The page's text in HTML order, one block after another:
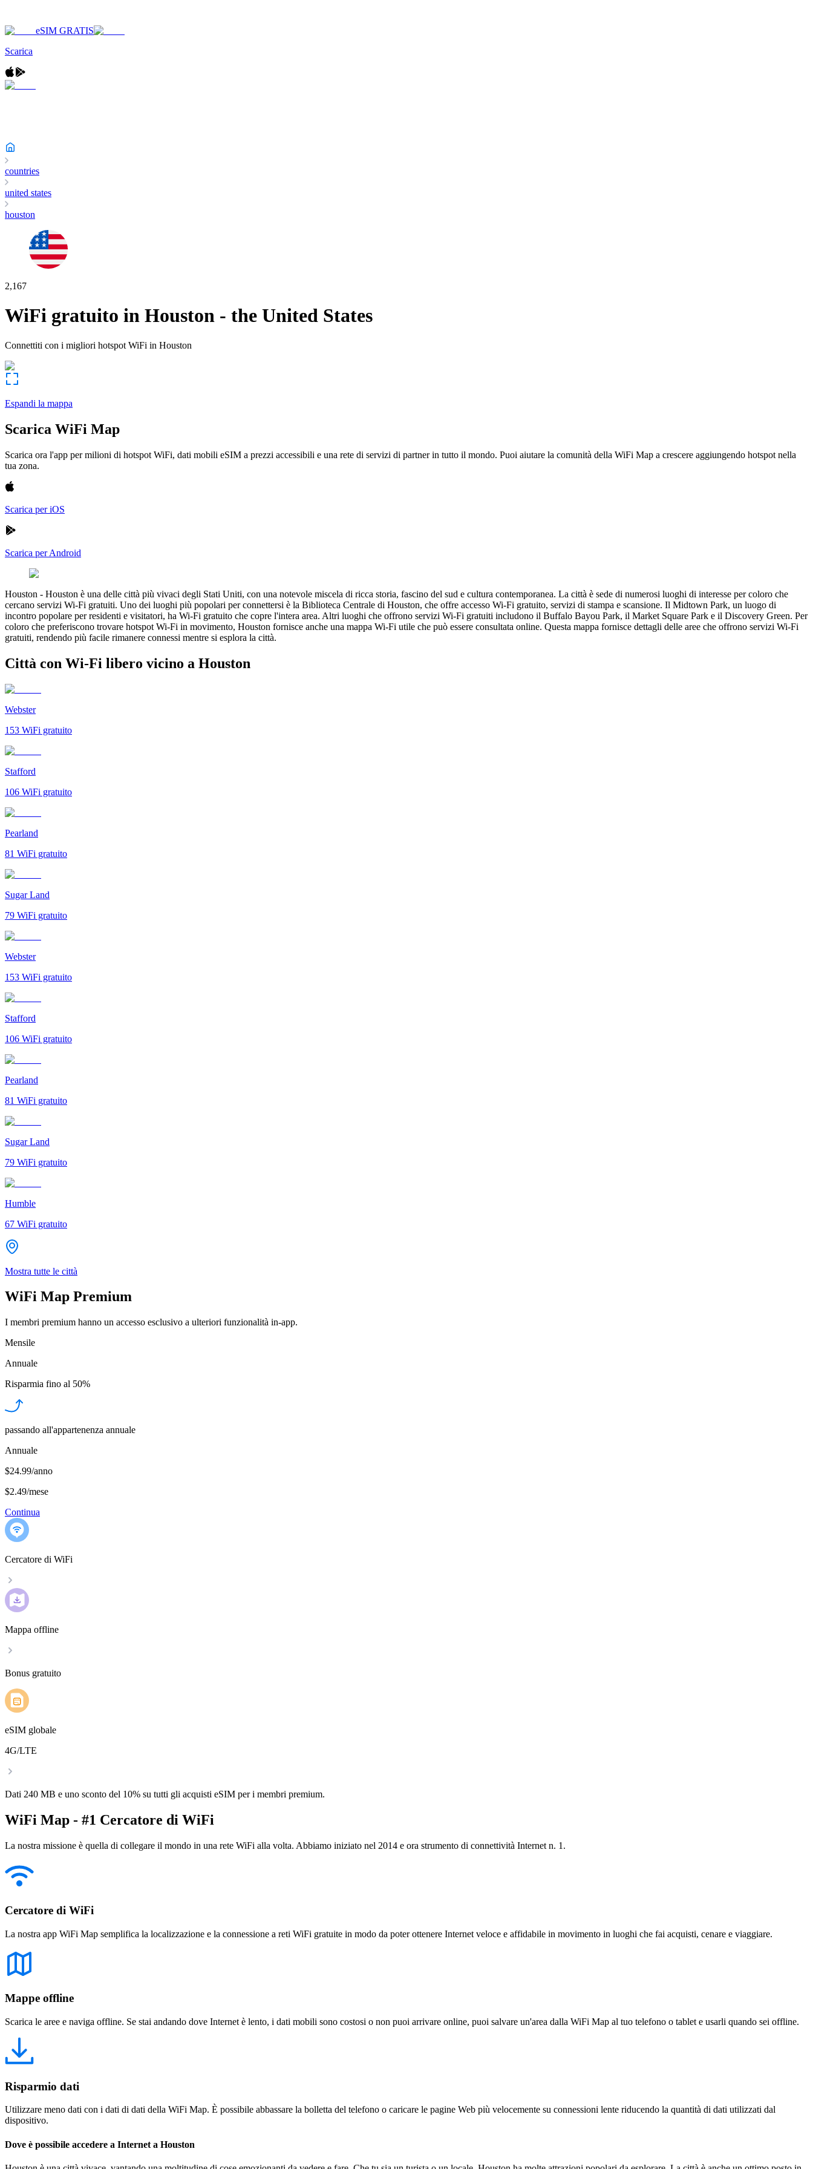
eSIM GRATIS
Scarica
countries
united states
houston
2,167
WiFi gratuito in Houston - the United States
Connettiti con i migliori hotspot WiFi in Houston
Espandi la mappa
Scarica WiFi Map
Scarica ora l'app per milioni di hotspot WiFi, dati mobili eSIM a prezzi accessibili e una rete di servizi di partner in tutto il mondo. Puoi aiutare la comunità della WiFi Map a crescere aggiungendo hotspot nella
tua zona.
Scarica per iOS
Scarica per Android
Houston - Houston è una delle città più vivaci degli Stati Uniti, con una notevole miscela di ricca storia, fascino del sud e cultura contemporanea. La città è sede di numerosi luoghi di interesse per coloro che
cercano servizi Wi-Fi gratuiti. Uno dei luoghi più popolari per connettersi è la Biblioteca Centrale di Houston, che offre accesso Wi-Fi gratuito, servizi di stampa e scansione. Il Midtown Park, un luogo di
incontro popolare per residenti e visitatori, ha Wi-Fi gratuito che copre l'intera area. Altri luoghi che offrono servizi Wi-Fi gratuiti includono il Buffalo Bayou Park, il Market Square Park e il Discovery Green. Per
coloro che preferiscono trovare hotspot Wi-Fi in movimento, Houston fornisce anche una mappa Wi-Fi utile che può essere consultata online. Questa mappa fornisce dettagli delle aree che offrono servizi Wi-Fi
gratuiti, rendendo più facile rimanere connessi mentre si esplora la città.
Città con Wi-Fi libero vicino a Houston
Webster
153 WiFi gratuito
Stafford
106 WiFi gratuito
Pearland
81 WiFi gratuito
Sugar Land
79 WiFi gratuito
Webster
153 WiFi gratuito
Stafford
106 WiFi gratuito
Pearland
81 WiFi gratuito
Sugar Land
79 WiFi gratuito
Humble
67 WiFi gratuito
Mostra tutte le città
WiFi Map Premium
I membri premium hanno un accesso esclusivo a ulteriori funzionalità in-app.
Mensile
Annuale
Risparmia fino al 50%
passando all'appartenenza annuale
Annuale
$24.99/anno
$2.49/mese
Continua
Cercatore di WiFi
Mappa offline
Bonus gratuito
eSIM globale
4G/LTE
Dati 240 MB e uno sconto del 10% su tutti gli acquisti eSIM per i membri premium.
WiFi Map - #1 Cercatore di WiFi
La nostra missione è quella di collegare il mondo in una rete WiFi alla volta. Abbiamo iniziato nel 2014 e ora strumento di connettività Internet n. 1.
Cercatore di WiFi
La nostra app WiFi Map semplifica la localizzazione e la connessione a reti WiFi gratuite in modo da poter ottenere Internet veloce e affidabile in movimento in luoghi che fai acquisti, cenare e viaggiare.
Mappe offline
Scarica le aree e naviga offline. Se stai andando dove Internet è lento, i dati mobili sono costosi o non puoi arrivare online, puoi salvare un'area dalla WiFi Map al tuo telefono o tablet e usarli quando sei offline.
Risparmio dati
Utilizzare meno dati con i dati di dati della WiFi Map. È possibile abbassare la bolletta del telefono o caricare le pagine Web più velocemente su connessioni lente riducendo la quantità di dati utilizzati dal
dispositivo.
Dove è possibile accedere a Internet a Houston